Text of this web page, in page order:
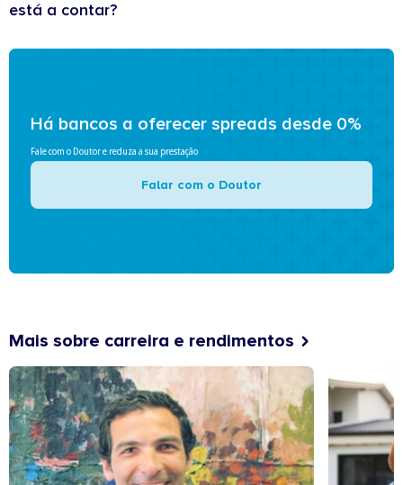
está a contar?
Há bancos a oferecer spreads desde 0%
Fale com o Doutor e reduza a sua prestação
Falar com o Doutor
Mais sobre carreira e rendimentos